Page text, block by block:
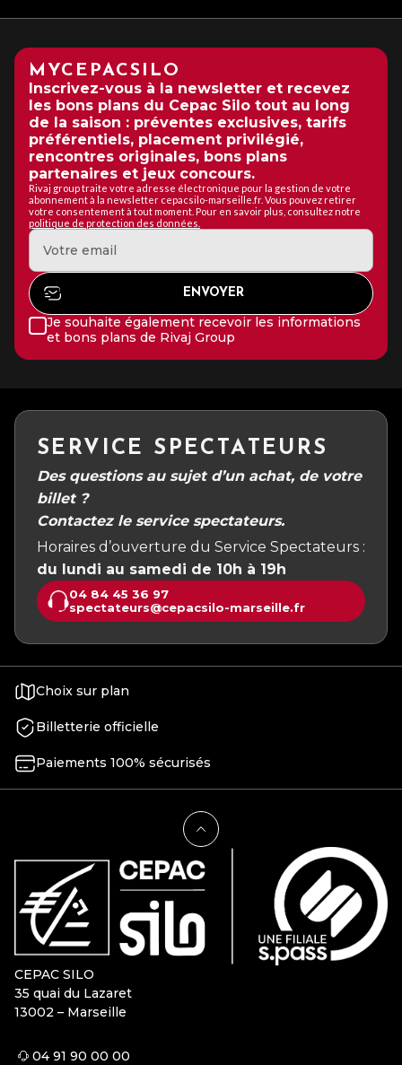
MYCEPACSILO
Inscrivez-vous à la newsletter et recevez
les bons plans du Cepac Silo tout au long
de la saison : préventes exclusives, tarifs
préférentiels, placement privilégié,
rencontres originales, bons plans
partenaires et jeux concours.
Rivaj group traite votre adresse électronique pour la gestion de votre
abonnement à la newsletter cepacsilo-marseille.fr. Vous pouvez retirer
votre consentement à tout moment. Pour en savoir plus, consultez notre
politique de protection des données.
Je souhaite également recevoir les informations
et bons plans de Rivaj Group
SERVICE SPECTATEURS
Des questions au sujet d’un achat, de votre
billet ?
Contactez le service spectateurs.
Horaires d’ouverture du Service Spectateurs :
du lundi au samedi de 10h à 19h
04 84 45 36 97
spectateurs@cepacsilo-marseille.fr
Choix sur plan
Billetterie officielle
Paiements 100% sécurisés
CEPAC SILO
35 quai du Lazaret
13002 – Marseille
04 91 90 00 00